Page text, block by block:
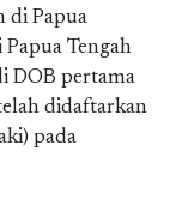
di Papua
Tengah
DOB pertama
didaftarkan
pada